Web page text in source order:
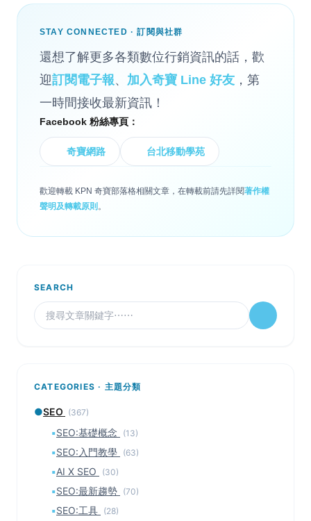
STAY CONNECTED · 訂閱與社群
還想了解更多各類數位行銷資訊的話，歡
迎訂閱電子報、 加入奇寶 Line 好友 ，第
一時間接收最新資訊！
Facebook 粉絲專頁：
奇寶網路 台北移動學苑
歡迎轉載 KPN 奇寶部落格相關文章，在轉載前請先詳閱著作權
聲明及轉載原則 。
SEARCH
CATEGORIES · 主題分類
●SEO (367)
▪SEO:基礎概念 (13)
▪SEO:入門教學 (63)
▪AI X SEO (30)
▪SEO:最新趨勢 (70)
▪SEO:工具 (28)